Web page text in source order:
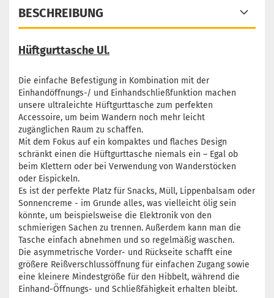
BESCHREIBUNG
Hüftgurttasche Ul.
Die einfache Befestigung in Kombination mit der
Einhandöffnungs-/ und Einhandschließfunktion machen
unsere ultraleichte Hüftgurttasche zum perfekten
Accessoire, um beim Wandern noch mehr leicht
zugänglichen Raum zu schaffen.
Mit dem Fokus auf ein kompaktes und flaches Design
schränkt einen die Hüftgurttasche niemals ein – Egal ob
beim Klettern oder bei Verwendung von Wanderstöcken
oder Eispickeln.
Es ist der perfekte Platz für Snacks, Müll, Lippenbalsam oder
Sonnencreme - im Grunde alles, was vielleicht ölig sein
könnte, um beispielsweise die Elektronik von den
schmierigen Sachen zu trennen. Außerdem kann man die
Tasche einfach abnehmen und so regelmäßig waschen.
Die asymmetrische Vorder- und Rückseite schafft eine
größere Reißverschlussöffnung für einfachen Zugang sowie
eine kleinere Mindestgröße für den Hibbelt, während die
Einhand-Öffnungs- und Schließfähigkeit erhalten bleibt.